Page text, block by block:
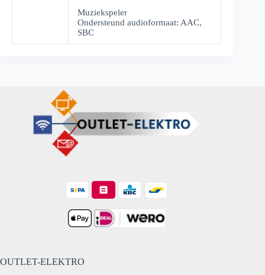
Muziekspeler
Ondersteund audioformaat: AAC,
SBC
OUTLET-ELEKTRO